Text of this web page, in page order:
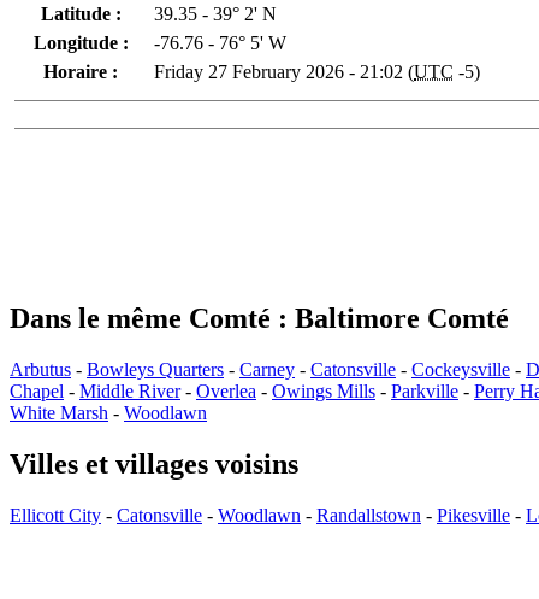
Latitude :
39.35 - 39° 2' N
Longitude :
-76.76 - 76° 5' W
Horaire :
Friday 27 February 2026 - 21:02 (UTC -5)
Dans le même Comté : Baltimore Comté
Arbutus - Bowleys Quarters - Carney - Catonsville - Cockeysville -
Chapel - Middle River- Overlea - Owings Mills - Parkville - Perry
White Marsh - Woodlawn
Villes et villages voisins
Ellicott City - Catonsville - Woodlawn - Randallstown - Pikesville -